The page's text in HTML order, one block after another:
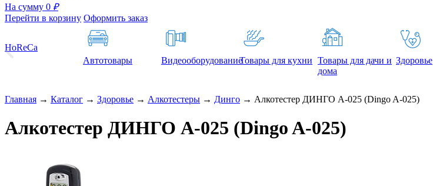
На сумму 0 ₽
Перейти в корзину Оформить заказ
HoReCa
Автотовары
ВидеооборудованиеТовары для кухни Товары для дачи и
дома
Здоровье
Главная → Каталог → Здоровье → Алкотестеры → Динго → Алкотестер ДИНГО А-025 (Dingo A-025)
Алкотестер ДИНГО А-025 (Dingo A-025)